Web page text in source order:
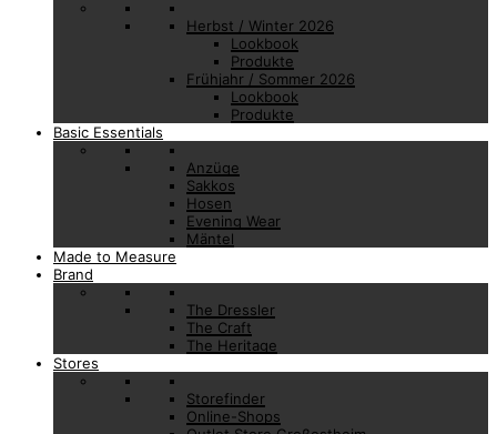
Herbst / Winter 2026
Lookbook
Produkte
Frühjahr / Sommer 2026
Lookbook
Produkte
Basic Essentials
Anzüge
Sakkos
Hosen
Evening Wear
Mäntel
Made to Measure
Brand
The Dressler
The Craft
The Heritage
Stores
Storefinder
Online-Shops